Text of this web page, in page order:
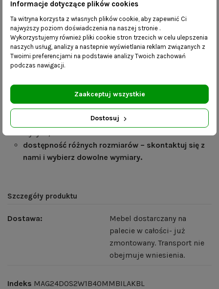
grubość profili konstrukcji – 20 mm x 20 mm;
grubość blatu – 40 mm
kolor stelaża- czarny mat
blat- dąb naturalny- fornir olejowany
PRODUKT DOSTĘPNY NA MAGAZYNIE. WYSYŁKA
mebel wykonany ręcznie, produkt gotowy do
dostępność różnych rozmiarów – skontaktuj się z
nami i wybierz dowolne wymiary.
Szczegóły produktu
Dostawa:
Mebel dostarczany na
palecie w całości- już
zmontowany. Transport nie
obejmuje wniesienia.
Indeks MAG24DOS2W1B40MMBILAKBL
Informacje dotyczące plików cookies
Ta witryna korzysta z własnych plików cookie, aby zapewnić Ci
najwyższy poziom doświadczenia na naszej stronie .
Wykorzystujemy również pliki cookie stron trzecich w celu ulepszenia
naszych usług, analizy a nastepnie wyświetlania reklam związanych z
Twoimi preferencjami na podstawie analizy Twoich zachowań
podczas nawigacji.
Dostosuj
Zaakceptuj wszystkie